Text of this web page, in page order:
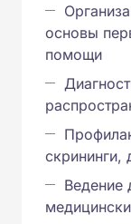
основы
помощи
скрининги,
Ведение